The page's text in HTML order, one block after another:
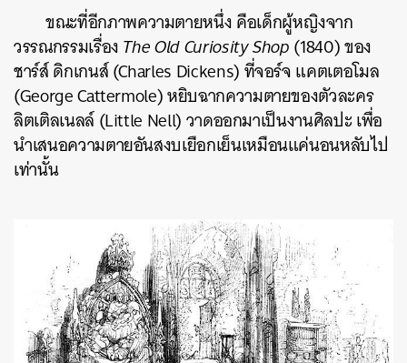
ขณะที่อีกภาพความตายหนึ่ง คือเด็กผู้หญิงจาก
วรรณกรรมเรื่องThe Old Curiosity Shop(1840) ของ
ชาร์ส์ ดิกเกนส์ (Charles Dickens)ที่จอร์จ แคตเตอโมล
(George Cattermole) หยิบฉากความตายของตัวละคร
ลิตเติลเนลล์ (Little Nell) วาดออกมาเป็นงานศิลปะ เพื่อ
นำเสนอความตายอันสงบเยือกเย็นเหมือนแค่นอนหลับไป
เท่านั้น